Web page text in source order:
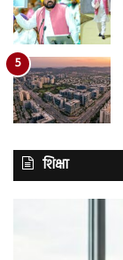
शिक्षा